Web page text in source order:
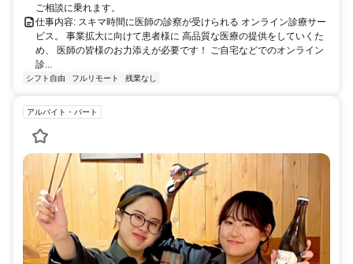
ご相談に乗れます。
仕事内容: スキマ時間に医師の診察が受けられる オンライン診療サー
ビス。 事業拡大に向けて患者様に 高品質な医療の提供をしていくた
め、 医師の皆様のお力添えが必要です！ ご自宅などでのオンライン
診...
シフト自由 フルリモート 残業なし
アルバイト・パート